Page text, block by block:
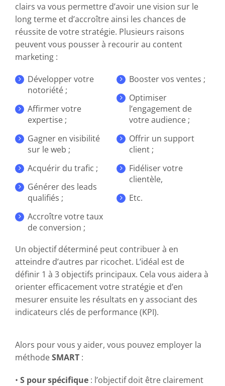
clairs va vous permettre d’avoir une vision sur le
long terme et d’accroître ainsi les chances de
réussite de votre stratégie. Plusieurs raisons
peuvent vous pousser à recourir au content
marketing :
Développer votre
notoriété ;
Affirmer votre
expertise ;
Gagner en visibilité
sur le web ;
Acquérir du trafic ;
Générer des leads
qualifiés ;
Accroître votre taux
de conversion ;
Booster vos ventes ;
Optimiser
l’engagement de
votre audience ;
Offrir un support
client ;
Fidéliser votre
clientèle,
Etc.
Un objectif déterminé peut contribuer à en
atteindre d’autres par ricochet. L’idéal est de
définir 1 à 3 objectifs principaux. Cela vous aidera à
orienter efficacement votre stratégie et d’en
mesurer ensuite les résultats en y associant des
indicateurs clés de performance (KPI).
Alors pour vous y aider, vous pouvez employer la
méthodeSMART:
• S pour spécifique : l’objectif doit être clairement